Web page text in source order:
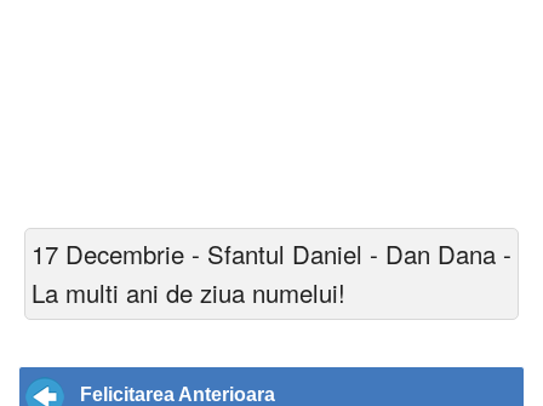
17 Decembrie - Sfantul Daniel - Dan Dana -
La multi ani de ziua numelui!
Felicitarea Anterioara